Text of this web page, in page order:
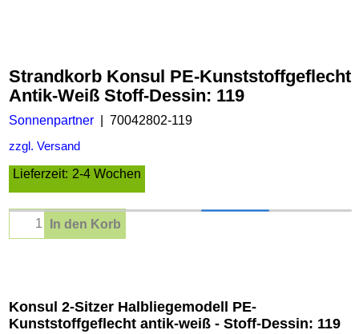
Strandkorb Konsul PE-Kunststoffgeflecht
Antik-Weiß Stoff-Dessin: 119
Sonnenpartner 70042802-119
zzgl. Versand
Lieferzeit: 2-4 Wochen
In den Korb
Konsul 2-Sitzer Halbliegemodell PE-
Kunststoffgeflecht antik-weiß - Stoff-Dessin: 119